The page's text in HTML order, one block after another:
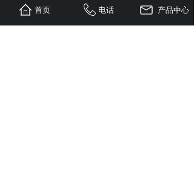
- 运行噪音:65 - 69 dBA
- 带有CCS船舶产品证书
首页 电话 产品中心